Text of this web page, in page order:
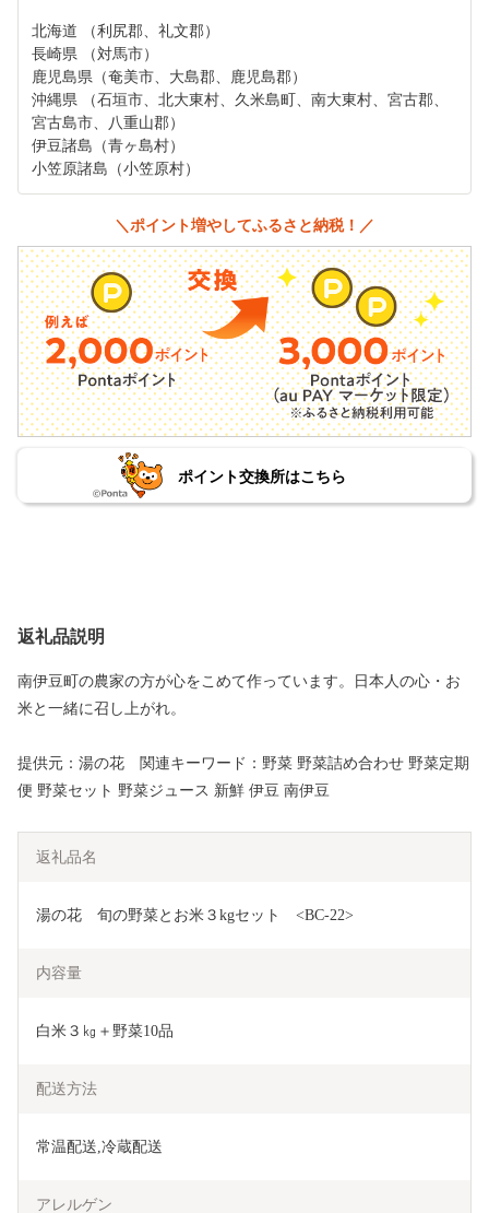
北海道 （利尻郡、礼文郡）
長崎県 （対馬市）
鹿児島県（奄美市、大島郡、鹿児島郡）
沖縄県 （石垣市、北大東村、久米島町、南大東村、宮古郡、
宮古島市、八重山郡）
伊豆諸島（青ヶ島村）
小笠原諸島（小笠原村）
＼ポイント増やしてふるさと納税！／
ポイント交換所はこちら
返礼品説明
南伊豆町の農家の方が心をこめて作っています。日本人の心・お
米と一緒に召し上がれ。
提供元：湯の花 関連キーワード：野菜 野菜詰め合わせ 野菜定期
便 野菜セット 野菜ジュース 新鮮 伊豆 南伊豆
返礼品名
湯の花　旬の野菜とお米３kgセット　<BC-22>
内容量
白米３㎏＋野菜10品
配送方法
常温配送,冷蔵配送
アレルゲン